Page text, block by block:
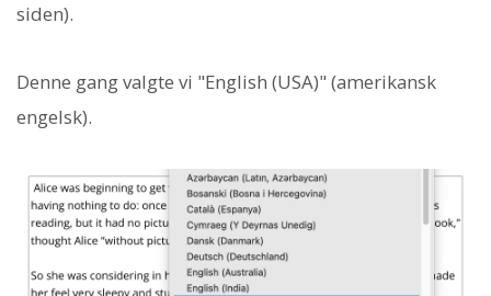
siden).
Denne gang valgte vi "English (USA)" (amerikansk
engelsk).